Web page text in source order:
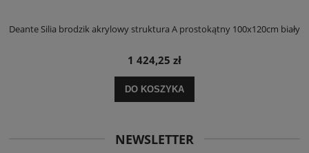
Deante Silia brodzik akrylowy struktura A prostokątny 100x120cm biały
1 424,25 zł
DO KOSZYKA
NEWSLETTER